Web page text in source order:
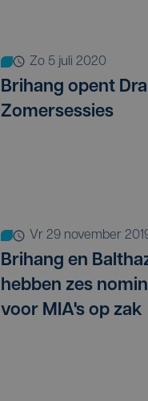
zo 5 juli 2020
Brihang opent
Zomersessies
vr 29 november
Brihang en
hebben zes
voor MIA's op zak